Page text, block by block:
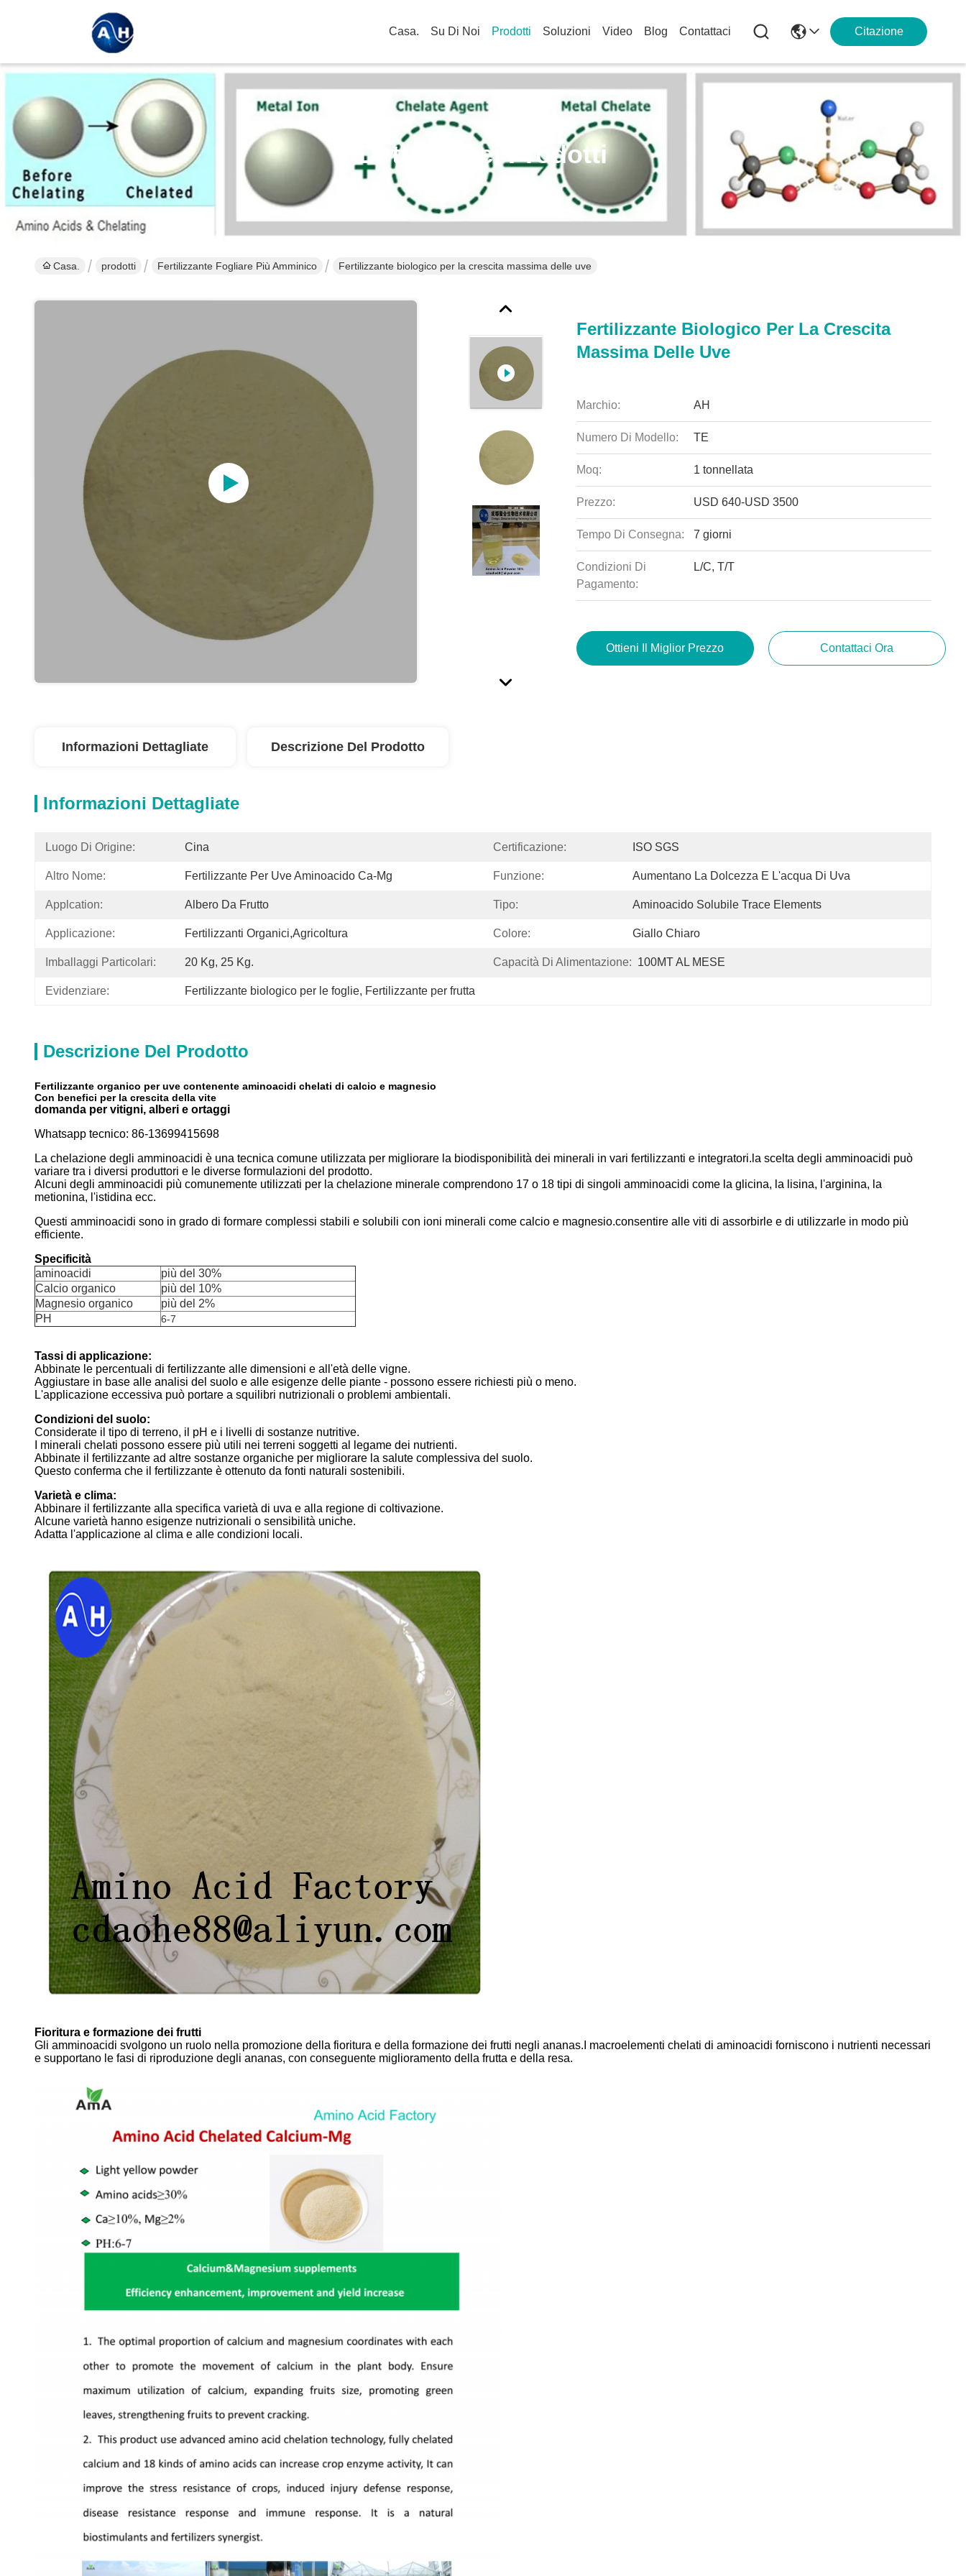
Casa. Su Di Noi Prodotti Soluzioni Video Blog Contattaci Citazione
Dettagli Dei Prodotti
Casa. prodotti Fertilizzante Fogliare Più Amminico Fertilizzante biologico per la crescita massima delle uve
Fertilizzante Biologico Per La Crescita
Massima Delle Uve
Marchio: AH
Numero Di Modello: TE
Moq: 1 tonnellata
Prezzo: USD 640-USD 3500
Tempo Di Consegna: 7 giorni
Condizioni Di
Pagamento:
L/C, T/T
Ottieni Il Miglior Prezzo Contattaci Ora
Informazioni Dettagliate Descrizione Del Prodotto
Informazioni Dettagliate
Luogo Di Origine: Cina Certificazione: ISO SGS
Altro Nome: Fertilizzante Per Uve Aminoacido Ca-Mg Funzione: Aumentano La Dolcezza E L'acqua Di Uva
Applcation: Albero Da Frutto Tipo: Aminoacido Solubile Trace Elements
Applicazione: Fertilizzanti Organici,agricoltura Colore: Giallo Chiaro
Imballaggi Particolari: 20 Kg, 25 Kg. Capacità Di Alimentazione: 100MT AL MESE
Evidenziare: Fertilizzante biologico per le foglie, Fertilizzante per frutta
Descrizione Del Prodotto
Fertilizzante organico per uve contenente aminoacidi chelati di calcio e magnesio
Con benefici per la crescita della vite
domanda per vitigni, alberi e ortaggi
Whatsapp tecnico: 86-13699415698
La chelazione degli amminoacidi è una tecnica comune utilizzata per migliorare la biodisponibilità dei minerali in vari fertilizzanti e integratori.la scelta degli amminoacidi può
variare tra i diversi produttori e le diverse formulazioni del prodotto.
Alcuni degli amminoacidi più comunemente utilizzati per la chelazione minerale comprendono 17 o 18 tipi di singoli amminoacidi come la glicina, la lisina, l'arginina, la
metionina, l'istidina ecc.
Questi amminoacidi sono in grado di formare complessi stabili e solubili con ioni minerali come calcio e magnesio.consentire alle viti di assorbirle e di utilizzarle in modo più
efficiente.
Specificità
aminoacidi
più del 30%
Calcio organico
più del 10%
Magnesio organico
più del 2%
PH
6-7
Tassi di applicazione:
Abbinate le percentuali di fertilizzante alle dimensioni e all'età delle vigne.
Aggiustare in base alle analisi del suolo e alle esigenze delle piante - possono essere richiesti più o meno.
L'applicazione eccessiva può portare a squilibri nutrizionali o problemi ambientali.
Condizioni del suolo:
Considerate il tipo di terreno, il pH e i livelli di sostanze nutritive.
I minerali chelati possono essere più utili nei terreni soggetti al legame dei nutrienti.
Abbinate il fertilizzante ad altre sostanze organiche per migliorare la salute complessiva del suolo.
Questo conferma che il fertilizzante è ottenuto da fonti naturali sostenibili.
Varietà e clima:
Abbinare il fertilizzante alla specifica varietà di uva e alla regione di coltivazione.
Alcune varietà hanno esigenze nutrizionali o sensibilità uniche.
Adatta l'applicazione al clima e alle condizioni locali.
Fioritura e formazione dei frutti
Gli amminoacidi svolgono un ruolo nella promozione della fioritura e della formazione dei frutti negli ananas.I macroelementi chelati di aminoacidi forniscono i nutrienti necessari
e supportano le fasi di riproduzione degli ananas, con conseguente miglioramento della frutta e della resa.